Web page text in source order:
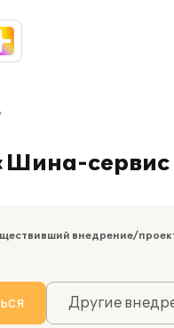
внедрение/
Другие